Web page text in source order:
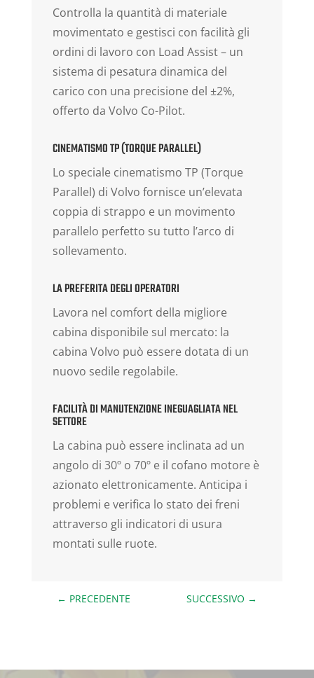
Controlla la quantità di materiale
movimentato e gestisci con facilità gli
ordini di lavoro con Load Assist – un
sistema di pesatura dinamica del
carico con una precisione del ±2%,
offerto da Volvo Co-Pilot.
CINEMATISMO TP (TORQUE PARALLEL)
Lo speciale cinematismo TP (Torque
Parallel) di Volvo fornisce un’elevata
coppia di strappo e un movimento
parallelo perfetto su tutto l’arco di
sollevamento.
LA PREFERITA DEGLI OPERATORI
Lavora nel comfort della migliore
cabina disponibile sul mercato: la
cabina Volvo può essere dotata di un
nuovo sedile regolabile.
FACILITÀ DI MANUTENZIONE INEGUAGLIATA NEL
SETTORE
La cabina può essere inclinata ad un
angolo di 30º o 70º e il cofano motore è
azionato elettronicamente. Anticipa i
problemi e verifica lo stato dei freni
attraverso gli indicatori di usura
montati sulle ruote.
← PRECEDENTE SUCCESSIVO →